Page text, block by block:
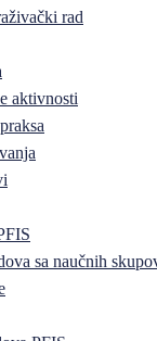
rad
aktivnosti
sa naučnih